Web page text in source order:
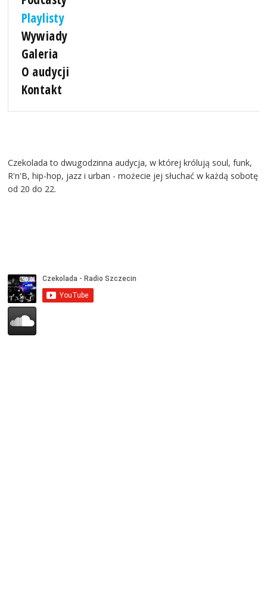
Playlisty
Wywiady
Galeria
O audycji
Kontakt
Czekolada to dwugodzinna audycja, w której królują soul, funk,
R'n'B, hip-hop, jazz i urban - możecie jej słuchać w każdą sobotę
od 20 do 22.